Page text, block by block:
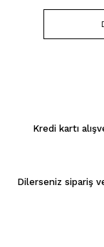
Kredi kartı
Dilerseniz sipariş